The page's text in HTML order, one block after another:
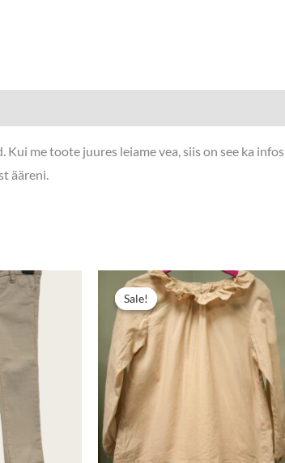
me toote juures leiame vea, siis on see ka
ääreni.
Sale!
Sale!
oli: